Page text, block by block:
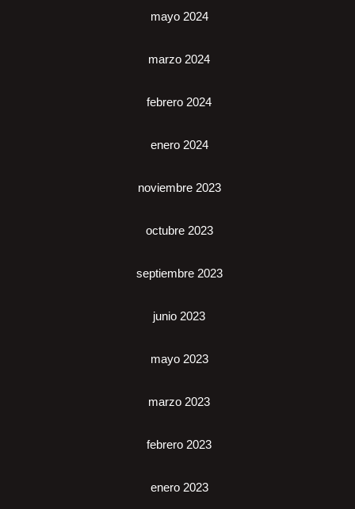
mayo 2024
marzo 2024
febrero 2024
enero 2024
noviembre 2023
octubre 2023
septiembre 2023
junio 2023
mayo 2023
marzo 2023
febrero 2023
enero 2023